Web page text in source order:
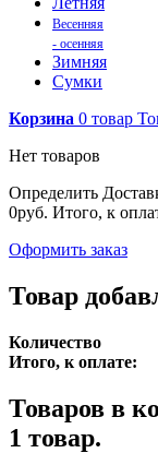
Весенняя
- осенняя
Зимняя
Сумки
Корзина 0 товар
Нет товаров
Определить
0руб. Итого, к
Оформить заказ
Товар
Количество
Итого, к оплате:
Товаров в
1 товар.